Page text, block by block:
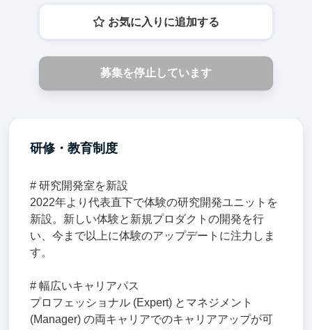
お気に入りに追加する
募集を停止しています
研修・教育制度
# 研究開発室を新設
2022年より代表直下で体験の研究開発ユニットを
新設。新しい体験と新規プロダクトの開発を行
い、今まで以上に体験のアップデートに注力しま
す。
# 幅広いキャリアパス
プロフェッショナル (Expert) とマネジメント
(Manager) の両キャリアでのキャリアアップが可